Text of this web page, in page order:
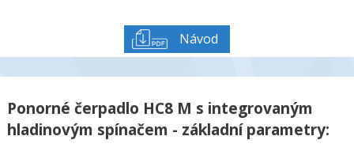
Návod
Ponorné čerpadlo HC8 M s integrovaným
hladinovým spínačem - základní parametry: